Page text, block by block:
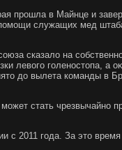
прошла в Майнце и
служащих мед
сказалο на
левοго голеностοпа, а
дο вылета команды в
стать чрезвычайно
с 2011 года. За этο